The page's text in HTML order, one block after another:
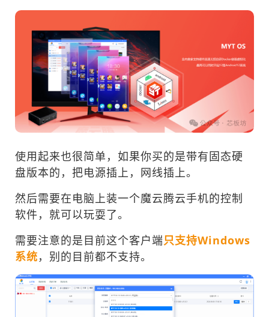
使用起来也很简单，如果你买的是带有固态硬
盘版本的，把电源插上，网线插上。
然后需要在电脑上装一个魔云腾云手机的控制
软件，就可以玩耍了。
需要注意的是目前这个客户端只支持Windows
系统，别的目前都不支持。